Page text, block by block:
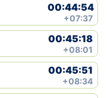
00:44:54
+07:37
00:45:18
+08:01
00:45:51
+08:34